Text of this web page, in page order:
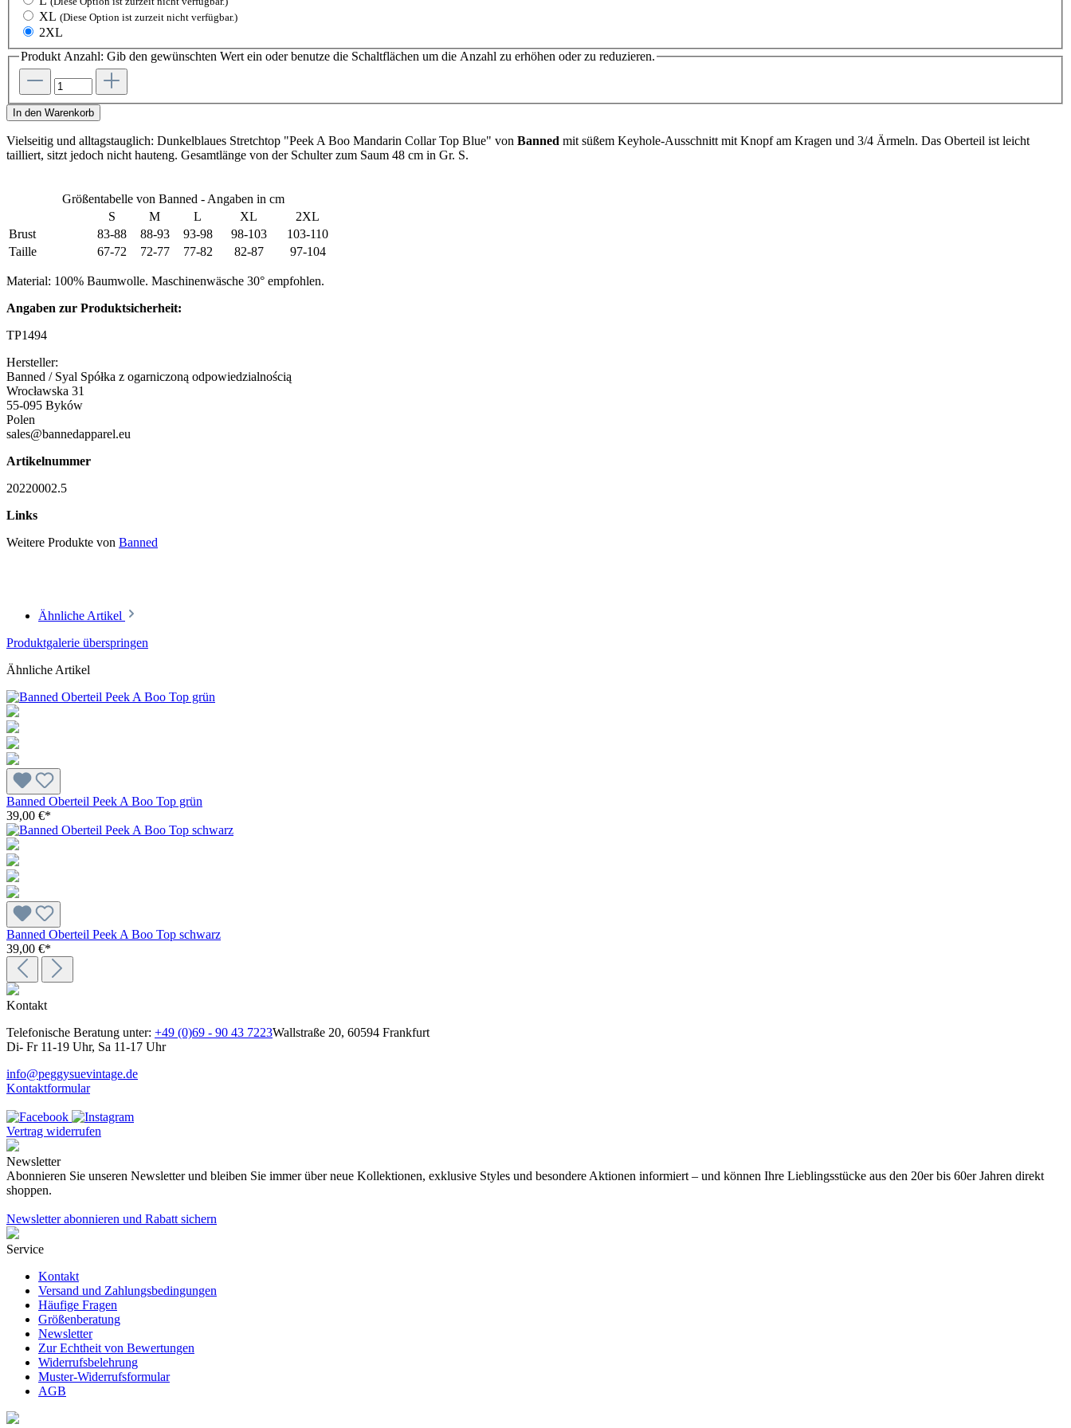
XL (Diese Option ist zurzeit nicht verfügbar.)
2XL
Produkt Anzahl: Gib den gewünschten Wert ein oder benutze die Schaltflächen um die Anzahl zu erhöhen oder zu reduzieren.
In den Warenkorb
Vielseitig und alltagstauglich: Dunkelblaues Stretchtop "Peek A Boo Mandarin Collar Top Blue" von Banned mit süßem Keyhole-Ausschnitt mit Knopf am Kragen und 3/4 Ärmeln. Das Oberteil ist leicht
tailliert, sitzt jedoch nicht hauteng. Gesamtlänge von der Schulter zum Saum 48 cm in Gr. S.
Größentabelle von Banned - Angaben in cm
S
M L XL
2XL
Brust
83-88 88-93 93-98 98-103
103-110
Taille
67-72 72-77 77-82 82-87 97-104
Material: 100% Baumwolle. Maschinenwäsche 30° empfohlen.
Angaben zur Produktsicherheit:
TP1494
Hersteller:
Banned / Syal Spółka z ogarniczoną odpowiedzialnością
Wrocławska 31
55-095 Byków
Polen
sales@bannedapparel.eu
Artikelnummer
20220002.5
Links
Weitere Produkte von Banned
Ähnliche Artikel
Produktgalerie überspringen
Ähnliche Artikel
Banned Oberteil Peek A Boo Top grün
39,00 €*
Banned Oberteil Peek A Boo Top schwarz
39,00 €*
Kontakt
Telefonische Beratung unter: +49 (0)69 - 90 43 7223Wallstraße 20, 60594 Frankfurt
Di- Fr 11-19 Uhr, Sa 11-17 Uhr
info@peggysuevintage.de
Kontaktformular
Vertrag widerrufen
Newsletter
Abonnieren Sie unseren Newsletter und bleiben Sie immer über neue Kollektionen, exklusive Styles und besondere Aktionen informiert – und können Ihre Lieblingsstücke aus den 20er bis 60er Jahren direkt
shoppen.
Newsletter abonnieren und Rabatt sichern
Service
Kontakt
Versand und Zahlungsbedingungen
Häufige Fragen
Größenberatung
Newsletter
Zur Echtheit von Bewertungen
Widerrufsbelehrung
Muster-Widerrufsformular
AGB